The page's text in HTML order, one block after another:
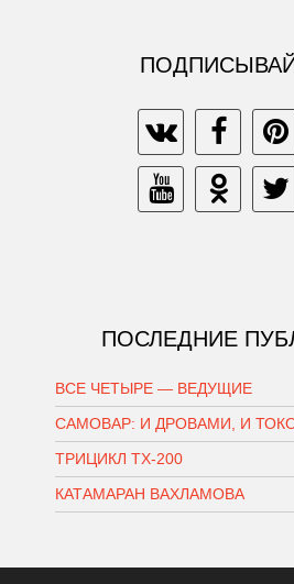
ПОСЛЕДНИЕ
ВСЕ ЧЕТЫРЕ — ВЕДУЩИЕ
САМОВАР: И ДРОВАМИ, И
ТРИЦИКЛ ТХ-200
КАТАМАРАН ВАХЛАМОВА